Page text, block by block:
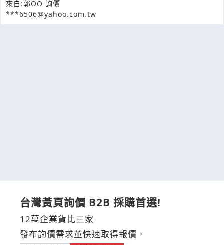
來自:郭OO 詢價
***6506@yahoo.com.tw
台灣黃頁詢價 B2B 採購首選!
12萬企業貨比三家
發布詢價需求並快速取得報價。